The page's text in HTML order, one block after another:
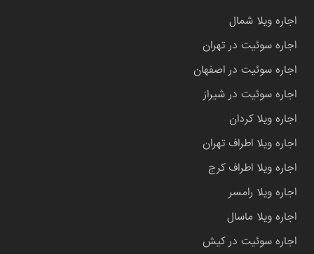
اجاره ویلا شمال
اجاره سوئیت در تهران
اجاره سوئیت در اصفهان
اجاره سوئیت در شیراز
اجاره ویلا کردان
اجاره ویلا اطراف تهران
اجاره ویلا اطراف کرج
اجاره ویلا رامسر
اجاره ویلا ماسال
اجاره سوئیت در کیش